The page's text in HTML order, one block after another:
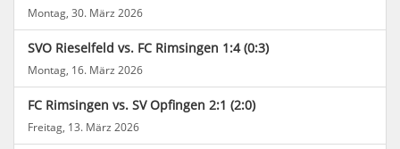
Montag, 30. März 2026
SVO Rieselfeld vs. FC Rimsingen 1:4 (0:3)
Montag, 16. März 2026
FC Rimsingen vs. SV Opfingen 2:1 (2:0)
Freitag, 13. März 2026